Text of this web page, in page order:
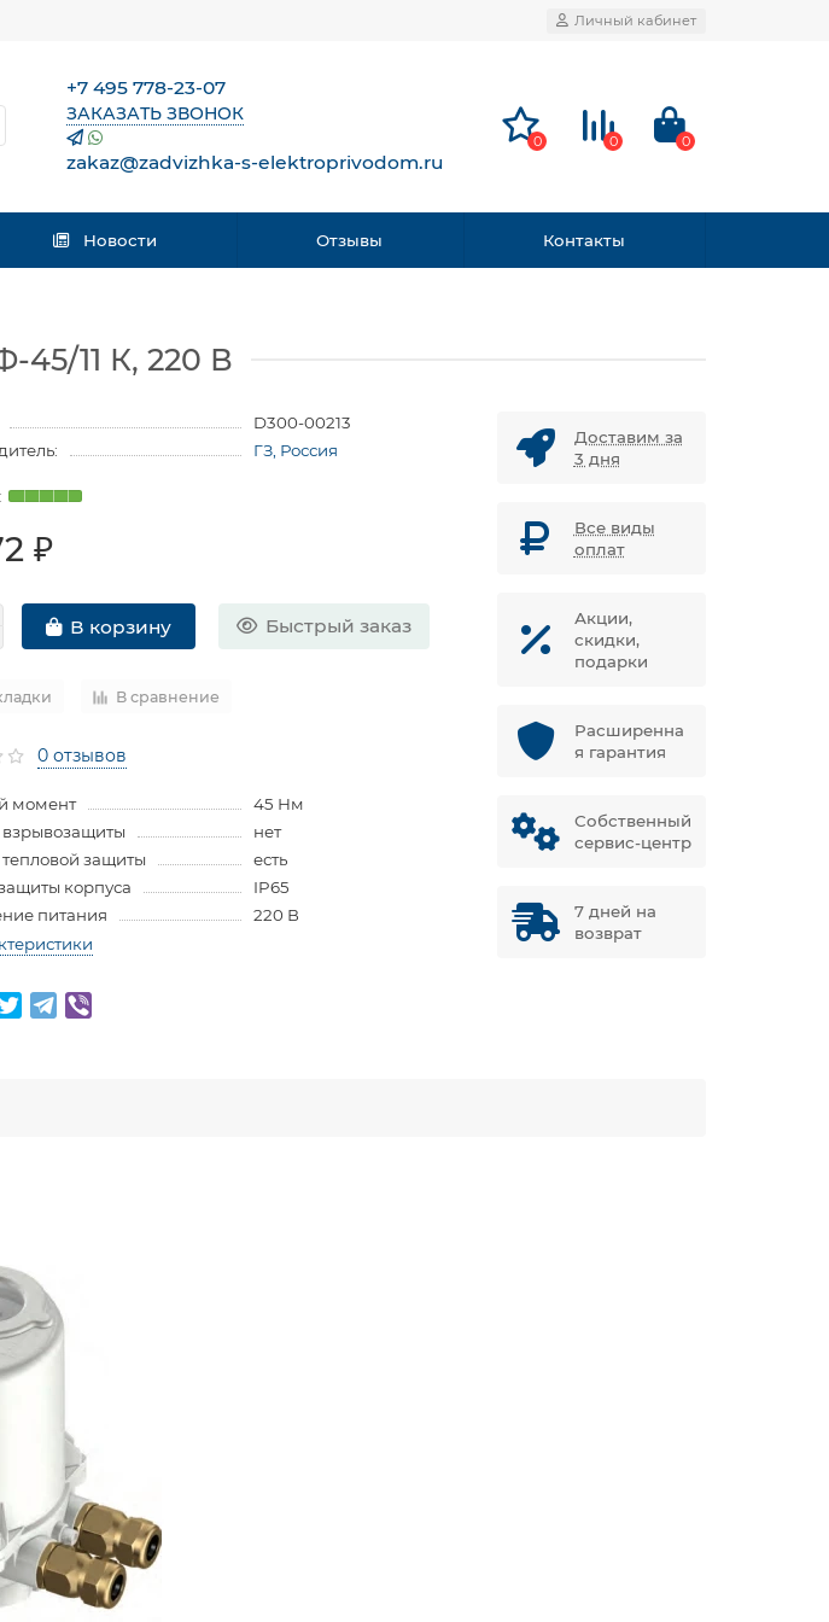
Личный кабинет
+7 495 778-23-07
ЗАКАЗАТЬ ЗВОНОК
zakaz@zadvizhka-s-elektroprivodom.ru
0 0 0
Новости Отзывы Контакты
45/11 К, 220 В
D300-00213
ГЗ, Россия
₽
В корзину Быстрый заказ
В сравнение
0 отзывов
момент
45 Нм
нет
защиты
есть
корпуса
IP65
питания
220 В
Доставим за
3 дня
Все виды
оплат
Акции,
скидки,
подарки
Расширенна
я гарантия
Собственный
сервис-центр
7 дней на
возврат